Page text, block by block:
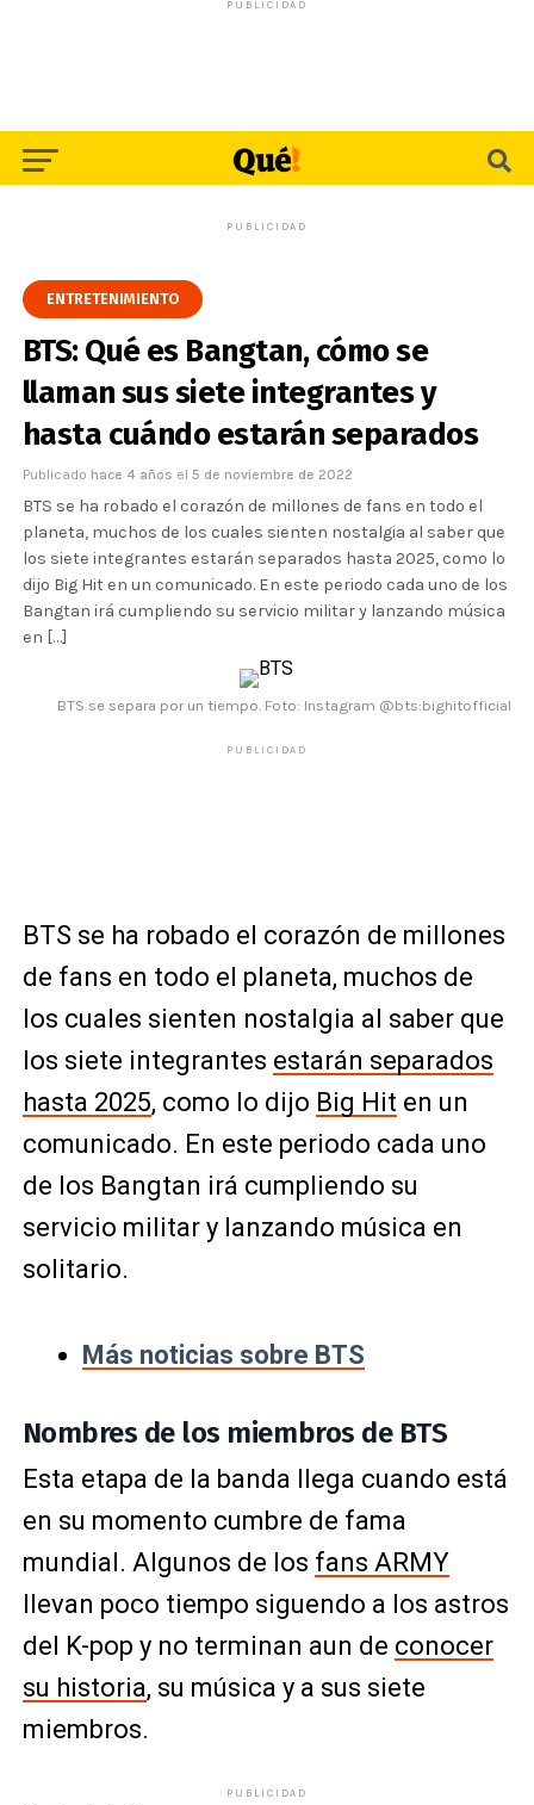
PUBLICIDAD
PUBLICIDAD
ENTRETENIMIENTO
BTS: Qué es Bangtan, cómo se
llaman sus siete integrantes y
hasta cuándo estarán separados
Publicado hace 4 años el 5 de noviembre de 2022
BTS se ha robado el corazón de millones de fans en todo el
planeta, muchos de los cuales sienten nostalgia al saber que
los siete integrantes estarán separados hasta 2025, como lo
dijo Big Hit en un comunicado. En este periodo cada uno de los
Bangtan irá cumpliendo su servicio militar y lanzando música
en […]
BTS se separa por un tiempo. Foto: Instagram @bts:bighitofficial
PUBLICIDAD
BTS se ha robado el corazón de millones
de fans en todo el planeta, muchos de
los cuales sienten nostalgia al saber que
los siete integrantes estarán separados
hasta 2025, como lo dijo Big Hit en un
comunicado. En este periodo cada uno
de los Bangtan irá cumpliendo su
servicio militar y lanzando música en
solitario.
Más noticias sobre BTS
Nombres de los miembros de BTS
Esta etapa de la banda llega cuando está
en su momento cumbre de fama
mundial. Algunos de los fans ARMY
llevan poco tiempo siguendo a los astros
del K-pop y no terminan aun de conocer
su historia, su música y a sus siete
miembros.
PUBLICIDAD